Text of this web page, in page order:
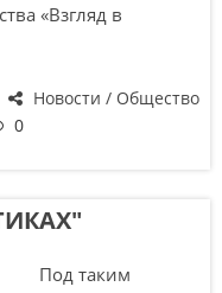
«Взгляд в
Новости / Общество
0
Под таким